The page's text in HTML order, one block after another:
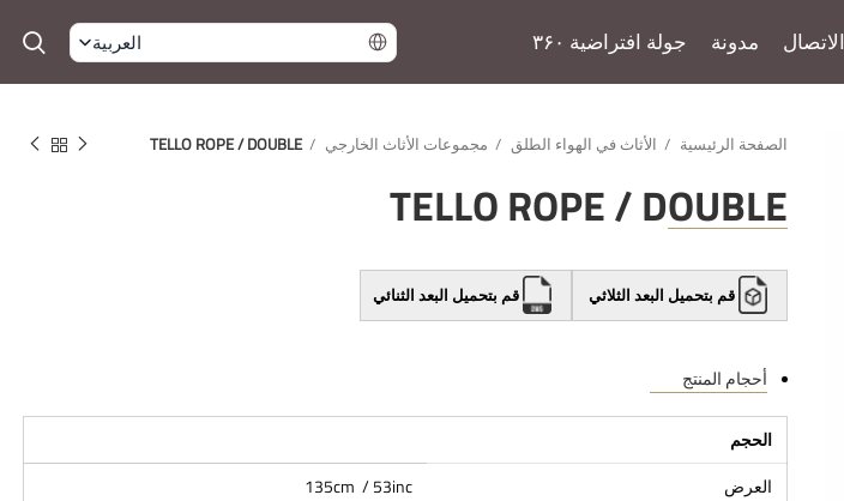
الاتصال مدونة جولة افتراضية ۳۶۰ العربية
الصفحة الرئيسية الأثاث في الهواء الطلق مجموعات الأثاث الخارجي TELLO ROPE / DOUBLE
TELLO ROPE / DOUBLE
قم بتحميل البعد الثلاثي قم بتحميل البعد الثنائي
أحجام المنتج
الحجم
العرض
135cm / 53inc